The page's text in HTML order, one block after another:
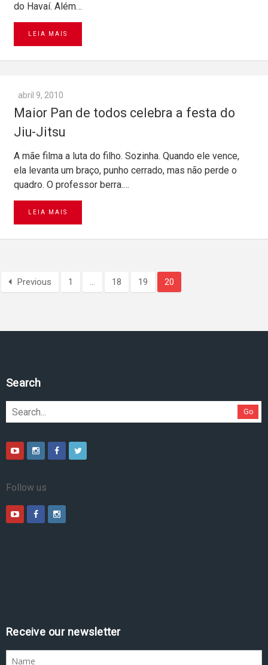
do Havaí. Além…
LEIA MAIS
abril 9, 2010
Maior Pan de todos celebra a festa do
Jiu-Jitsu
A mãe filma a luta do filho. Sozinha. Quando ele vence,
ela levanta um braço, punho cerrado, mas não perde o
quadro. O professor berra.…
LEIA MAIS
Previous 1 … 18 19 20
Search
Go
Follow us
Receive our newsletter